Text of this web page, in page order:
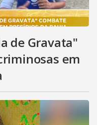
de Gravata"
em